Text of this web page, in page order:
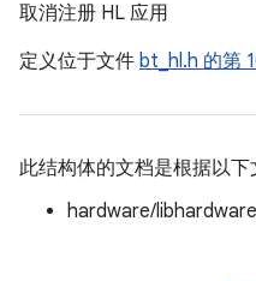
取消注册 HL 应用
定义位于文件 bt_hl.h 的第
此结构体的文档是根据以下
hardware/